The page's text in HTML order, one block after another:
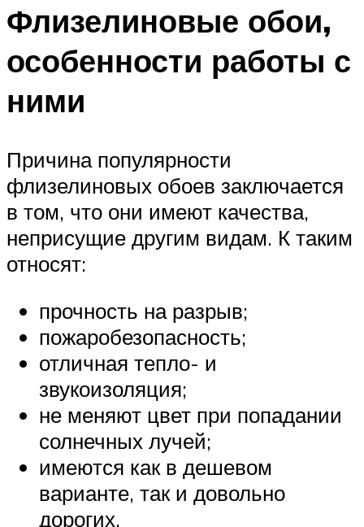
Флизелиновые обои,
особенности работы с
ними
Причина популярности
флизелиновых обоев заключается
в том, что они имеют качества,
неприсущие другим видам. К таким
относят:
прочность на разрыв;
пожаробезопасность;
отличная тепло- и
звукоизоляция;
не меняют цвет при попадании
солнечных лучей;
имеются как в дешевом
варианте, так и довольно
дорогих.